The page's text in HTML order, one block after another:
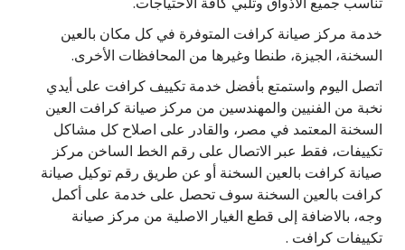
خدمة مركز صيانة كرافت المتوفرة في كل مكان بالعين
السخنة، الجيزة، طنطا وغيرها من المحافظات الأخرى.
اتصل اليوم واستمتع بأفضل خدمة تكييف كرافت على أيدي
نخبة من الفنيين والمهندسين من مركز صيانة كرافت العين
السخنة المعتمد في مصر، والقادر على اصلاح كل مشاكل
تكييفات، فقط عبر الاتصال على رقم الخط الساخن مركز
صيانة كرافت بالعين السخنة أو عن طريق رقم توكيل صيانة
كرافت بالعين السخنة سوف تحصل على خدمة على أكمل
وجه، بالاضافة إلى قطع الغيار الاصلية من مركز صيانة
تكييفات كرافت .